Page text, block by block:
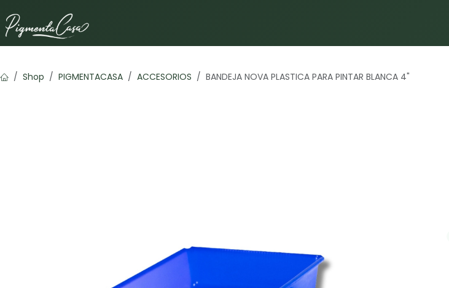
Shop PIGMENTACASA ACCESORIOS BANDEJA NOVA PLASTICA PARA PINTAR BLANCA 4"